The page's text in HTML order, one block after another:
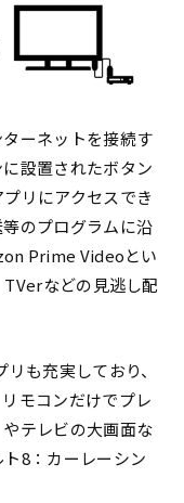
ーネットを接続す
設置されたボタン
リにアクセスでき
のプログラムに沿
Prime Videoとい
などの見逃し配
も充実しており、
モコンだけでプレ
テレビの大画面な
8：カーレーシン